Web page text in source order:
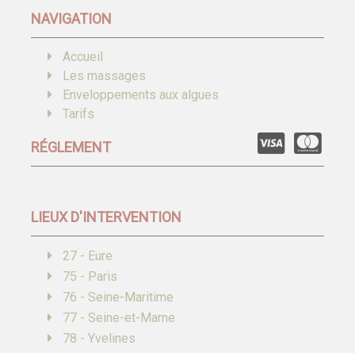
NAVIGATION
Accueil
Les massages
Enveloppements aux algues
Tarifs
RÉGLEMENT
LIEUX D'INTERVENTION
27 - Eure
75 - Paris
76 - Seine-Maritime
77 - Seine-et-Marne
78 - Yvelines